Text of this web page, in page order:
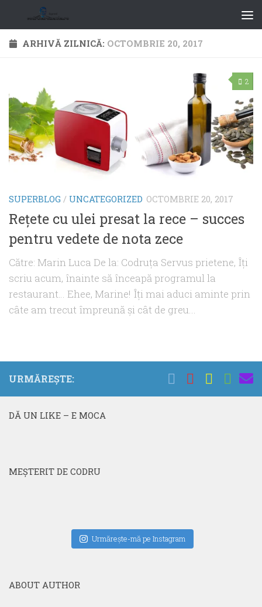
ARHIVĂ ZILNICĂ: OCTOMBRIE 20, 2017
2
SUPERBLOG / UNCATEGORIZED OCTOMBRIE 20, 2017
Reţete cu ulei presat la rece – succes
pentru vedete de nota zece
Către: Marin Luca De la: Codruţa Servus prietene, Îţi
scriu acum, înainte să înceapă programul la
restaurant… Ehee, Marine! Îţi mai aduci aminte prin
câte am trecut împreună şi cât de greu...
URMĂREȘTE:
DĂ UN LIKE – E MOCA
MEŞTERIT DE CODRU
Urmăreşte-mă pe Instagram
ABOUT AUTHOR